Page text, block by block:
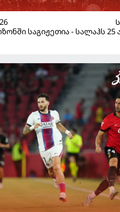
საგიჟეთია - სალაჰს 25